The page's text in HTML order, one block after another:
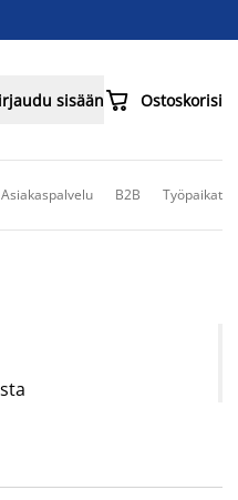
sisään Ostoskorisi
Asiakaspalvelu B2B Työpaikat